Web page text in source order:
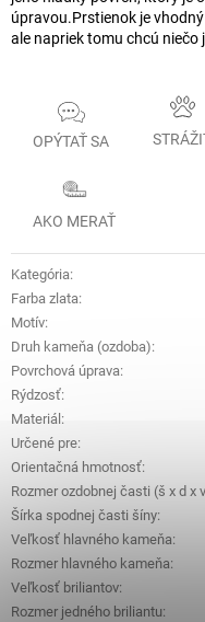
úpravou.Prstienok je
ale napriek tomu chcú niečo
OPÝTAŤ SA
AKO MERAŤ
Kategória:
Farba zlata:
Motív:
Druh kameňa (ozdoba):
Povrchová úprava:
Rýdzosť:
Materiál :
Určené pre:
Orientačná hmotnosť:
Rozmer ozdobnej časti (š x d x
Šírka spodnej časti šíny:
Veľkosť hlavného kameňa:
Rozmer hlavného kameňa:
Veľkosť briliantov:
Rozmer jedného briliantu: